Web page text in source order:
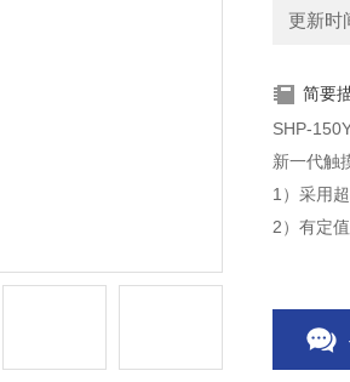
更新时
简要
SHP-
新一代触
1）采用
2）有定